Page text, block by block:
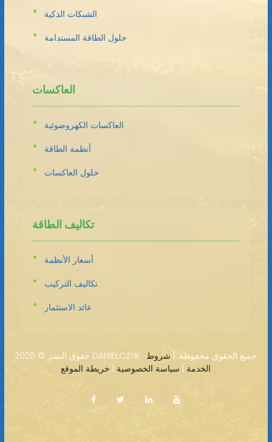
الشبكات الذكية
حلول الطاقة المستدامة
العاكسات
العاكسات الكهروضوئية
أنظمة الطاقة
حلول العاكسات
تكاليف الطاقة
أسعار الأنظمة
تكاليف التركيب
عائد الاستثمار
حقوق النشر © 2026 DANIELCZYK · جميع الحقوق محفوظة. | شروط
الخدمة
سياسة الخصوصية خريطة الموقع